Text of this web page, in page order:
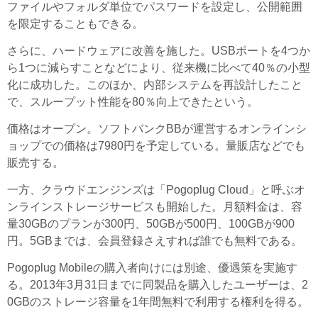
ファイルやフォルダ単位でパスワードを設定し、公開範囲
を限定することもできる。
さらに、ハードウェアに改善を施した。USBポートを4つか
ら1つに減らすことなどにより、従来機に比べて40％の小型
化に成功した。このほか、内部システムを再設計したこと
で、スループット性能を80％向上できたという。
価格はオープン。ソフトバンクBBが運営するオンラインシ
ョップでの価格は7980円を予定している。量販店などでも
販売する。
一方、クラウドエンジンズは「Pogoplug Cloud」と呼ぶオ
ンラインストレージサービスも開始した。月額料金は、容
量30GBのプランが300円、50GBが500円、100GBが900
円。5GBまでは、会員登録さえすれば誰でも無料である。
Pogoplug Mobileの購入者向けには別途、優遇策を実施す
る。2013年3月31日までに同製品を購入したユーザーは、2
0GBのストレージ容量を1年間無料で利用する権利を得る。